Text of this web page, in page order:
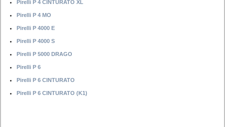
Pirelli P 4 CINTURATO XL
Pirelli P 4 MO
Pirelli P 4000 E
Pirelli P 4000 S
Pirelli P 5000 DRAGO
Pirelli P 6
Pirelli P 6 CINTURATO
Pirelli P 6 CINTURATO (K1)